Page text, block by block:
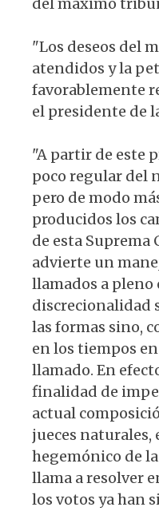
del máximo
"Los deseos del
atendidos y la
favorablemente
el presidente de
"A partir de este
poco regular del
pero de modo
producidos los
de esta Suprema
advierte un
llamados a pleno
discrecionalidad
las formas sino,
en los tiempos
llamado. En
finalidad de
actual
jueces naturales,
hegemónico de
llama a resolver
los votos ya han